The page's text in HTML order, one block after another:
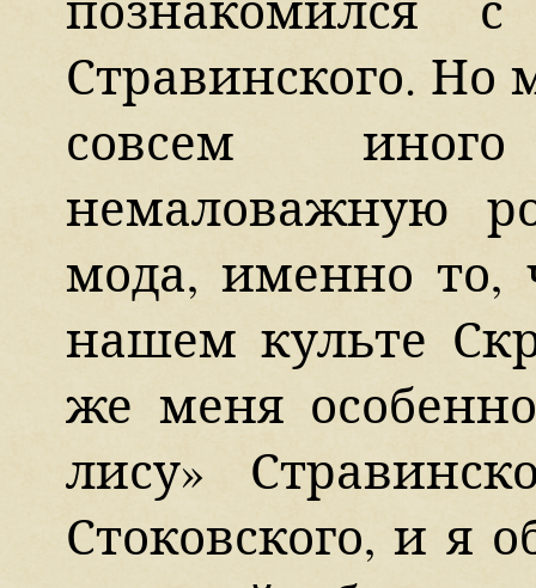
Стравинского.
совсем
немаловажную
мода, именно то,
нашем культе
же меня
лису»
Стоковского, и я